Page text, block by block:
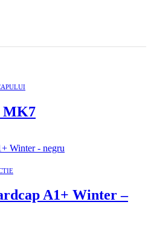
MK7
A1+ Winter –